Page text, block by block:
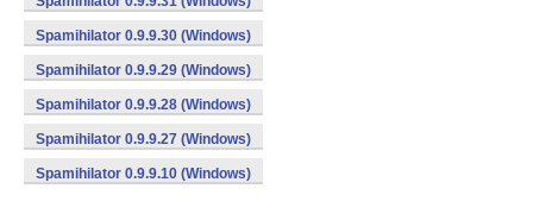
Spamihilator 0.9.9.30 (Windows)
Spamihilator 0.9.9.29 (Windows)
Spamihilator 0.9.9.28 (Windows)
Spamihilator 0.9.9.27 (Windows)
Spamihilator 0.9.9.10 (Windows)